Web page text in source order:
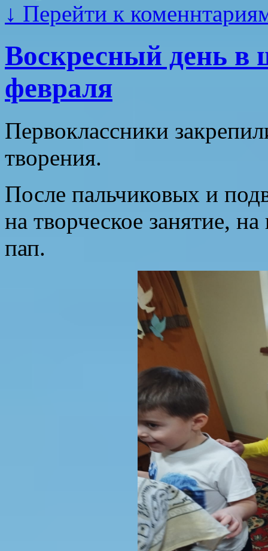
↓ Перейти к
Воскресный день в
февраля
Первоклассники
творения.
После пальчиковых и
на творческое занятие,
пап.